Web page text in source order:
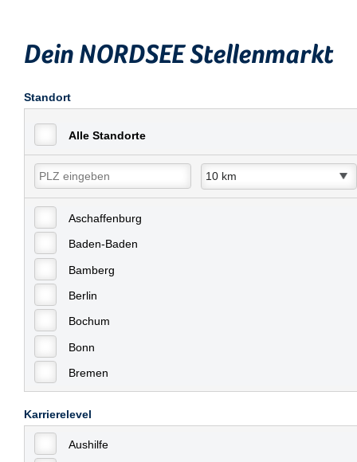
Dein NORDSEE Stellenmarkt
Standort
Alle Standorte
Aschaffenburg
Baden-Baden
Bamberg
Berlin
Bochum
Bonn
Bremen
Celle
Chemnitz
Karrierelevel
Aushilfe